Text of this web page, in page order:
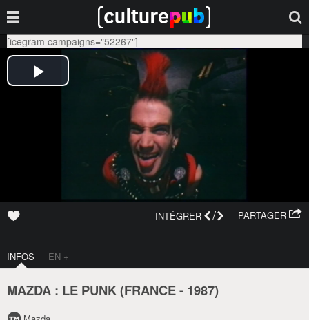
[icegram campaigns="52267"]
PARTAGER
INTÉGRER /
INFOS EN +
MAZDA : LE PUNK (FRANCE- 1987)